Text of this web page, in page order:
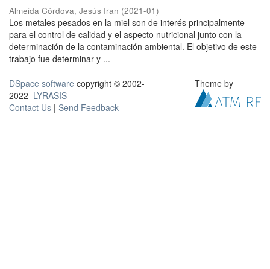
Almeida Córdova, Jesús Iran (2021-01)
Los metales pesados en la miel son de interés principalmente
para el control de calidad y el aspecto nutricional junto con la
determinación de la contaminación ambiental. El objetivo de este
trabajo fue determinar y ...
DSpace software copyright © 2002-
2022 LYRASIS
Contact Us | Send Feedback
Theme by